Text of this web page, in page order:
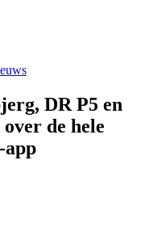
DR P5 en
de hele
app